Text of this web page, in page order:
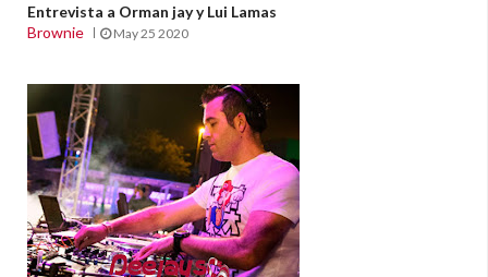
Entrevista a Orman jay y Lui Lamas
Brownie
May 25 2020